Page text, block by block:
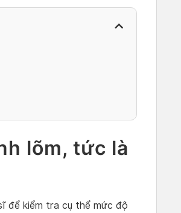
lõm, tức là
để kiểm tra cụ thể mức độ